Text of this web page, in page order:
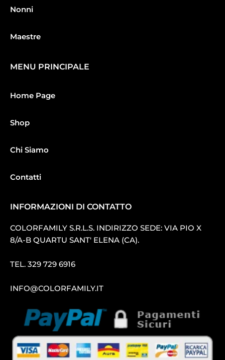
Nonni
Maestre
MENU PRINCIPALE
Home Page
Shop
Chi Siamo
Contatti
INFORMAZIONI DI CONTATTO
COLORFAMILY S.R.L.S. INDIRIZZO SEDE: VIA PIO X
8/A-B QUARTU SANT′ ELENA (CA).
TEL. 329 729 6916
INFO@COLORFAMILY.IT